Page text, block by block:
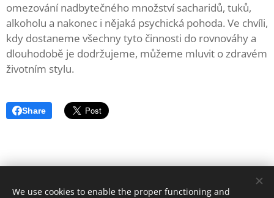
omezování nadbytečného množství sacharidů, tuků,
alkoholu a nakonec i nějaká psychická pohoda. Ve chvíli,
kdy dostaneme všechny tyto činnosti do rovnováhy a
dlouhodobě je dodržujeme, můžeme mluvit o zdravém
životním stylu.
Share
© 2019 Ester Marečková (Estermareckova@gmail.com),
We use cookies to enable the proper functioning and